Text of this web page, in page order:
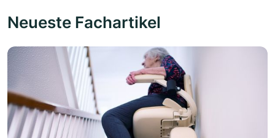
Neueste Fachartikel